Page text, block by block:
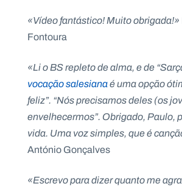
«Vídeo fantástico! Muito obrigada!»
Fontoura
«Li o BS repleto de alma, e de
vocação salesianaé uma opção
feliz”. “Nós precisamos deles (os
envelhecermos”. Obrigado, Paulo,
vida. Uma voz simples, que é
António Gonçalves
«Escrevo para dizer quanto me